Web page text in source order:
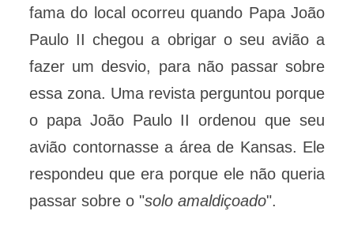
fama do local ocorreu quando Papa João
Paulo II chegou a obrigar o seu avião a
fazer um desvio, para não passar sobre
essa zona. Uma revista perguntou porque
o papa João Paulo II ordenou que seu
avião contornasse a área de Kansas. Ele
respondeu que era porque ele não queria
passar sobre o "solo amaldiçoado".